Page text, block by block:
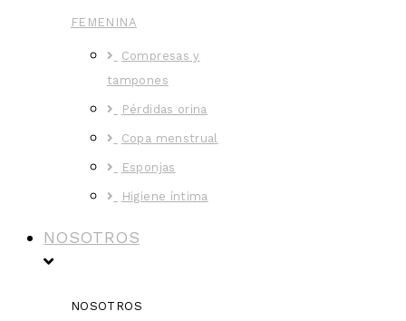
FEMENINA
Compresas y
tampones
Pérdidas orina
Copa menstrual
Esponjas
Higiene íntima
NOSOTROS
NOSOTROS